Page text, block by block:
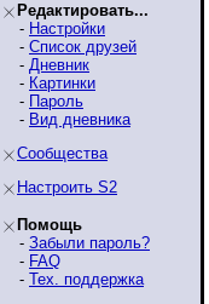
Редактировать...
- Настройки
- Список друзей
- Дневник
- Картинки
- Пароль
- Вид дневника
Сообщества
Настроить S2
Помощь
- Забыли пароль?
- FAQ
- Тех. поддержка